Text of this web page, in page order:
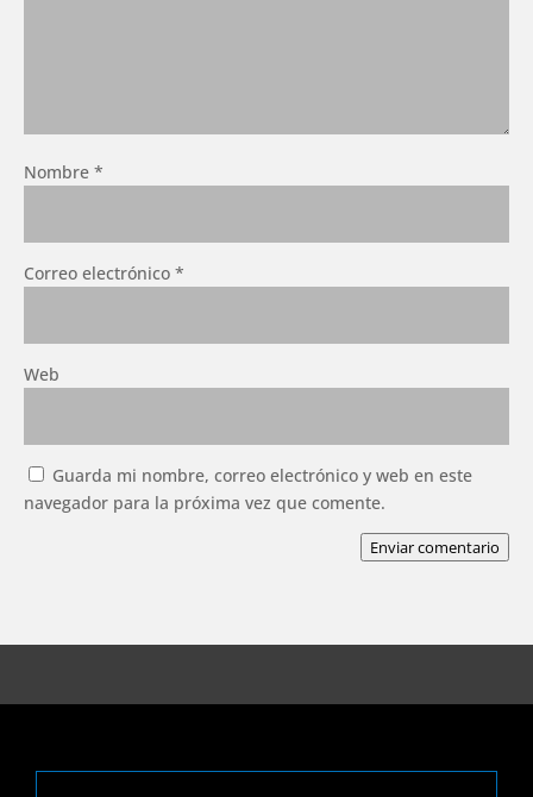
Nombre *
Correo electrónico *
Web
Guarda mi nombre, correo electrónico y web en este
navegador para la próxima vez que comente.
Enviar comentario